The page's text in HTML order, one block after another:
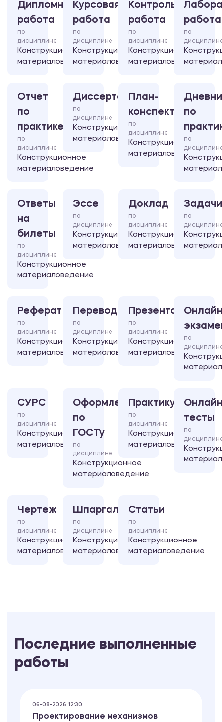
Дипломная
работа
по
дисциплине
Конструкционное
материаловедение
Курсовая
работа
по
дисциплине
Конструкционное
материаловедение
Контрольная
работа
по
дисциплине
Конструкционное
материаловедение
работа
по
Отчет
по
практике
по
дисциплине
Конструкционное
материаловедение
Диссертация
по
дисциплине
Конструкционное
материаловедение
План-
конспект
по
дисциплине
Конструкционное
материаловедение
по
по
Ответы
на
билеты
по
дисциплине
Конструкционное
материаловедение
Эссе
по
дисциплине
Конструкционное
материаловедение
Доклад
по
дисциплине
Конструкционное
материаловедение
Задачи
по
Реферат
по
дисциплине
Конструкционное
материаловедение
Перевод
по
дисциплине
Конструкционное
материаловедение
Презентация
по
дисциплине
Конструкционное
материаловедение
по
СУРС
по
дисциплине
Конструкционное
материаловедение
Оформление
по
ГОСТу
по
дисциплине
Конструкционное
материаловедение
Практикум
по
дисциплине
Конструкционное
материаловедение
тесты
по
Чертеж
по
дисциплине
Конструкционное
материаловедение
Шпаргалка
по
дисциплине
Конструкционное
материаловедение
Статьи
по
дисциплине
Конструкционное
материаловедение
Последние выполненные
работы
06-08-2026 12:30
Проектирование механизмов